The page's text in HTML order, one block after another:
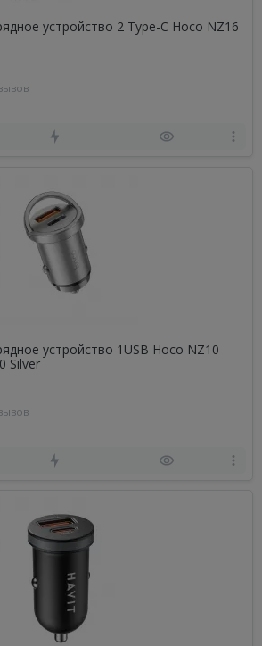
устройство 2 Type-C Hoco NZ16
устройство 1USB Hoco NZ10
Silver